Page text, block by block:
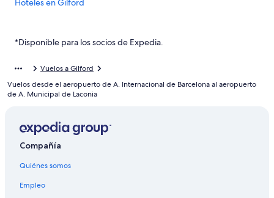
Hoteles en Gilford
Moteles en Glendale
Casas de huéspedes en Isla Bear
Hoteles baratos en Isla Bear
Villas en Isla Bear
Campings en Isla de los Gobernadores
Casas de campo en Isla de los Gobernadores
Casas de huéspedes en Isla de los Gobernadores
*Disponible para los socios de Expedia.
Vuelos a Gilford
Vuelos desde el aeropuerto de A. Internacional de Barcelona al aeropuerto
de A. Municipal de Laconia
Compañía
Quiénes somos
Empleo